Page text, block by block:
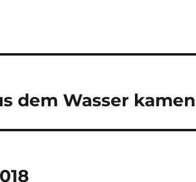
dem Wasser kamen